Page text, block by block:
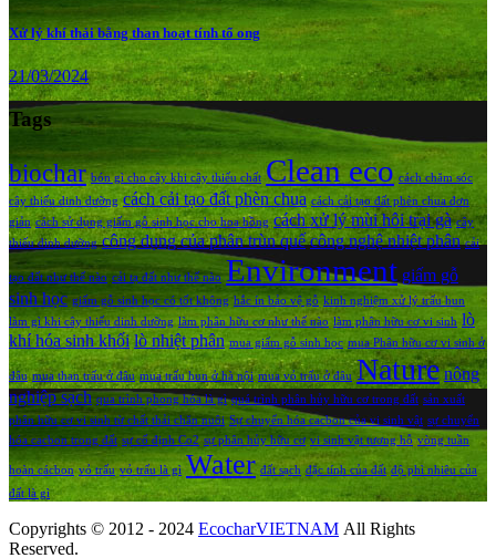
Xử lý khí thải bằng than hoạt tính tổ ong
21/03/2024
Tags
biochar bón gì cho cây khi cây thiếu chất Clean eco cách chăm sóc
cây thiếu dinh dưỡng cách cải tạo đất phèn chua cách cải tạo đất phèn chua đơn
giản cách sử dụng giấm gỗ sinh học cho hoa hồng cách xử lý mùi hôi trại gà cây
thiếu dinh dưỡng công dụng của phân trùn quế công nghệ nhiệt phân cải
tạo đất như thế nào cải tạ đất như thế nào Environment giấm gỗ
sinh học giấm gỗ sinh học có tốt không hắc ín bảo vệ gỗ kinh nghiệm xử lý trấu hun
làm gì khi cây thiếu dinh dưỡng làm phân hữu cơ như thế nào làm phân hữu cơ vi sinh lò
khí hóa sinh khối lò nhiệt phân mua giấm gỗ sinh học mua Phân hữu cơ vi sinh ở
đâu mua than trấu ở đâu mua trấu hun ở hà nội mua vỏ trấu ở đâu Nature nông
nghiệp sạch qua trình phong hóa là gì quá trình phân hủy hữu cơ trong đất sản xuất
phân hữu cơ vi sinh từ chất thải chăn nuôi Sự chuyển hóa cacbon của vi sinh vật sự chuyển
hóa cacbon trong đất sự cố định Co2 sự phân hủy hữu cơ vi sinh vật tương hỗ vòng tuần
hoàn cácbon vỏ trấu vỏ trấu là gì Water đất sạch đặc tính của đất độ phì nhiêu của
đất là gì
Copyrights © 2012 - 2024 EcocharVIETNAM All Rights
Reserved.